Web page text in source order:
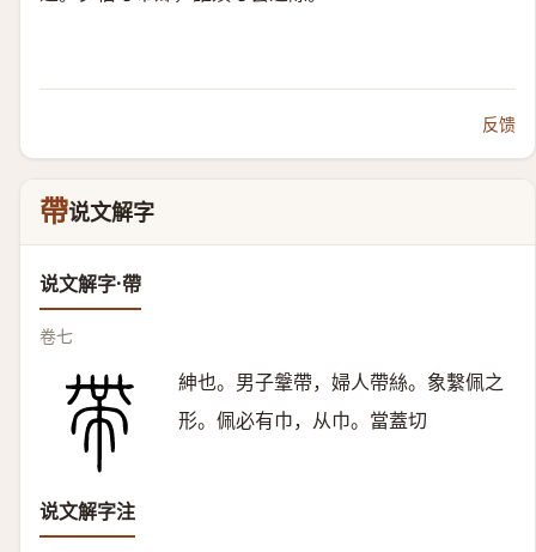
反馈
帶说文解字
说文解字·帶
卷七
紳也。男子鞶帶，婦人帶絲。象繫佩之
形。佩必有巾，从巾。當蓋切
说文解字注